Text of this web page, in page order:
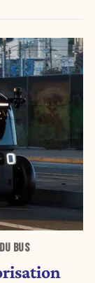
BUS